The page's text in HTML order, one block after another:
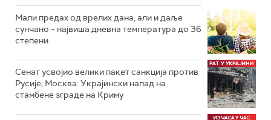
Мали предах од врелих дана, али и даље
сунчано – највиша дневна температура до 36
степени
Сенат усвојио велики пакет санкција против
Русије; Москва: Украјински напад на
стамбене зграде на Криму